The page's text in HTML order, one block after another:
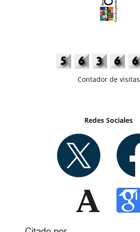
Contador de visitas
Redes Sociales